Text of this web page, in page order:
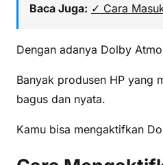
Baca Juga: ✓ Cara
Dengan adanya Dolby
Banyak produsen HP yang
bagus dan nyata.
Kamu bisa mengaktifkan